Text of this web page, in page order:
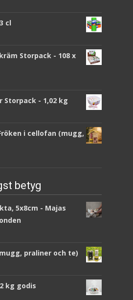
cl
Storpack - 108 x
Storpack - 1,02 kg
i cellofan (mugg,
betyg
5x8cm - Majas
praliner och te)
kg godis